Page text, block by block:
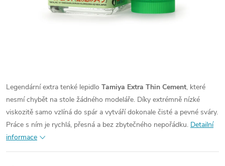
Legendární extra tenké lepidlo Tamiya Extra Thin Cement, které
nesmí chybět na stole žádného modeláře. Díky extrémně nízké
viskozitě samo vzlíná do spár a vytváří dokonale čisté a pevné sváry.
Práce s ním je rychlá, přesná a bez zbytečného nepořádku. Detailní
informace